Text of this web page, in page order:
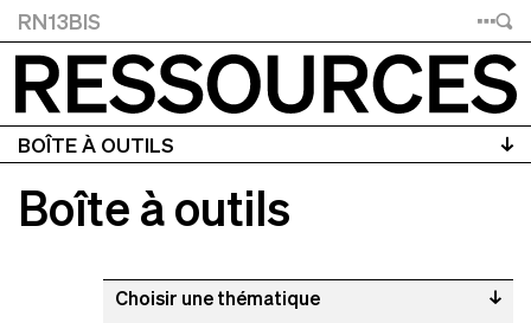
RN13BIS
BOÎTE À OUTILS
Boîte à outils
Choisir une thématique